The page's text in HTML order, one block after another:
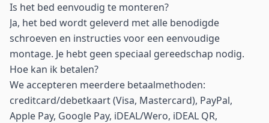
Is het bed eenvoudig te monteren?
Ja, het bed wordt geleverd met alle benodigde
schroeven en instructies voor een eenvoudige
montage. Je hebt geen speciaal gereedschap nodig.
Hoe kan ik betalen?
We accepteren meerdere betaalmethoden:
creditcard/debetkaart (Visa, Mastercard), PayPal,
Apple Pay, Google Pay, iDEAL/Wero, iDEAL QR,